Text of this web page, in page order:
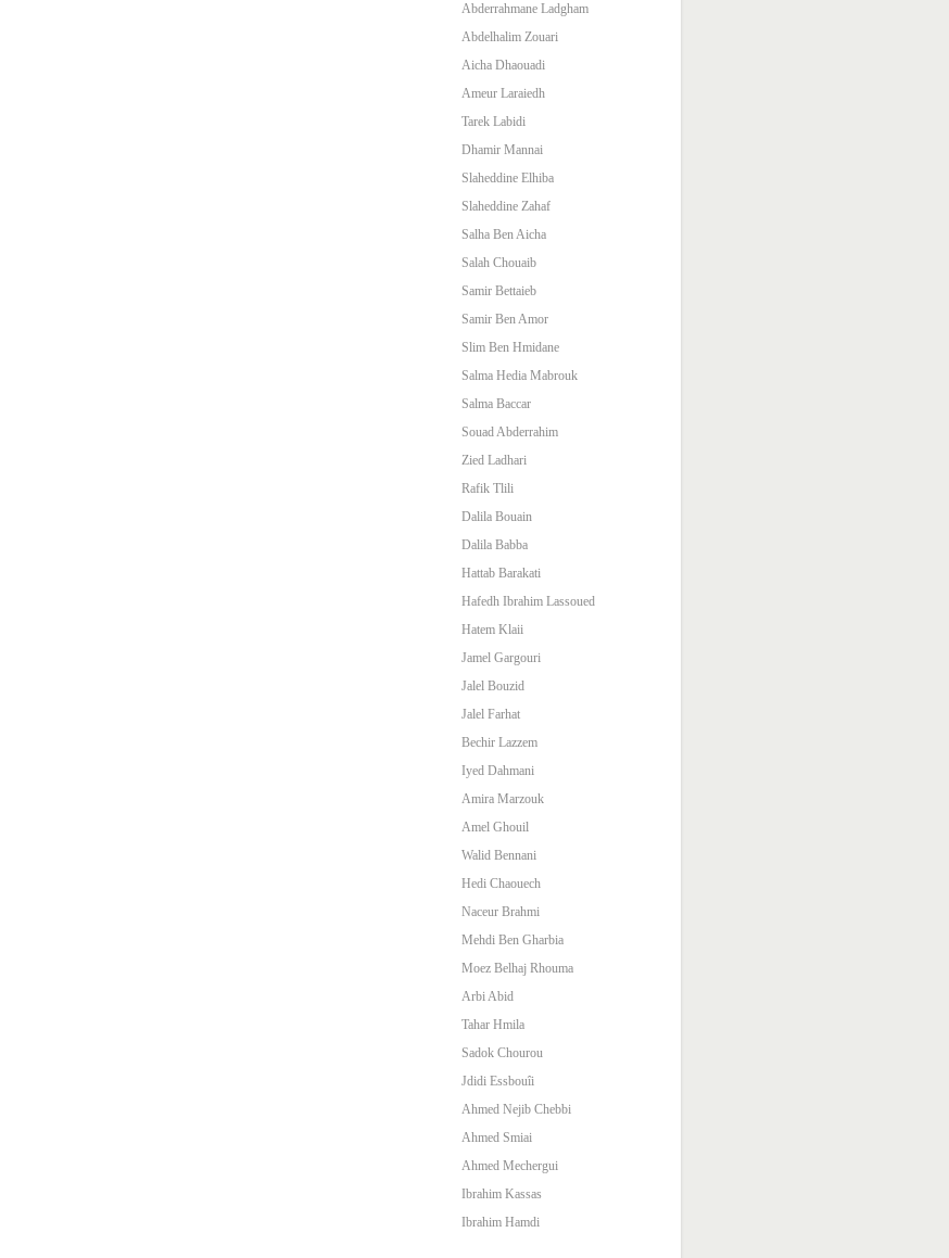
Abderrahmane Ladgham
Abdelhalim Zouari
Aicha Dhaouadi
Ameur Laraiedh
Tarek Labidi
Dhamir Mannai
Slaheddine Elhiba
Slaheddine Zahaf
Salha Ben Aicha
Salah Chouaib
Samir Bettaieb
Samir Ben Amor
Slim Ben Hmidane
Salma Hedia Mabrouk
Salma Baccar
Souad Abderrahim
Zied Ladhari
Rafik Tlili
Dalila Bouain
Dalila Babba
Hattab Barakati
Hafedh Ibrahim Lassoued
Hatem Klaii
Jamel Gargouri
Jalel Bouzid
Jalel Farhat
Bechir Lazzem
Iyed Dahmani
Amira Marzouk
Amel Ghouil
Walid Bennani
Hedi Chaouech
Naceur Brahmi
Mehdi Ben Gharbia
Moez Belhaj Rhouma
Arbi Abid
Tahar Hmila
Sadok Chourou
Jdidi Essbouîi
Ahmed Nejib Chebbi
Ahmed Smiai
Ahmed Mechergui
Ibrahim Kassas
Ibrahim Hamdi